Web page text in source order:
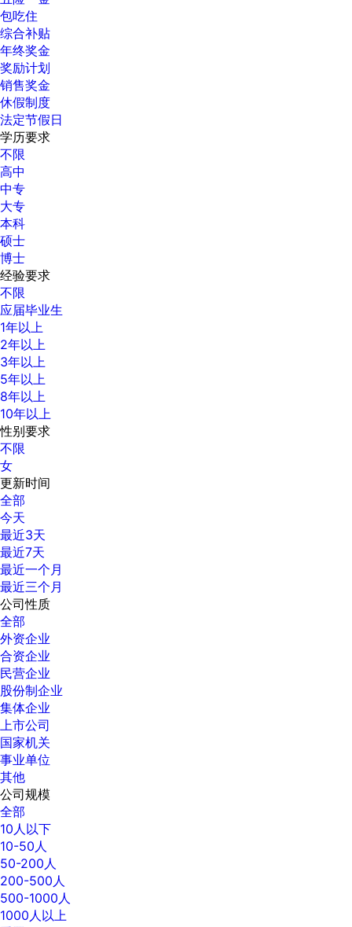
包吃住
综合补贴
年终奖金
奖励计划
销售奖金
休假制度
法定节假日
学历要求
不限
高中
中专
大专
本科
硕士
博士
经验要求
不限
应届毕业生
1年以上
2年以上
3年以上
5年以上
8年以上
10年以上
性别要求
不限
女
更新时间
全部
今天
最近3天
最近7天
最近一个月
最近三个月
公司性质
全部
外资企业
合资企业
民营企业
股份制企业
集体企业
上市公司
国家机关
事业单位
其他
公司规模
全部
10人以下
10-50人
50-200人
200-500人
500-1000人
1000人以上